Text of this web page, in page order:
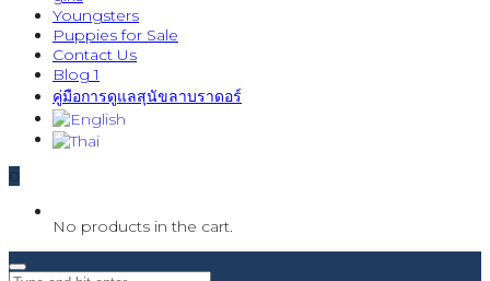
Youngsters
Puppies for Sale
Contact Us
Blog 1
คู่มือการดูแลสุนัขลาบราดอร์
0
No products in the cart.